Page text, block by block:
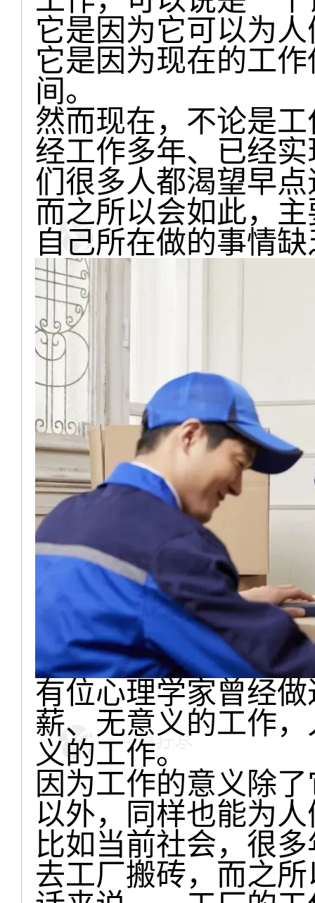
它是因为它可以为
它是因为现在的工
间。
然而现在，不论是
经工作多年、已经
们很多人都渴望早
而之所以会如此，
自己所在做的事情
有位心理学家曾经
薪、无意义的工作
义的工作。
因为工作的意义除
以外，同样也能为
比如当前社会，很
去工厂搬砖，而之